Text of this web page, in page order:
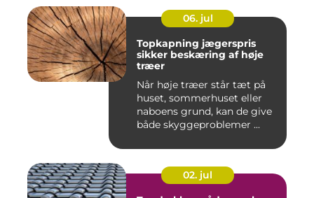
06. jul
Topkapning jægerspris
sikker beskæring af høje
træer
Når høje træer står tæt på
huset, sommerhuset eller
naboens grund, kan de give
både skyggeproblemer ...
02. jul